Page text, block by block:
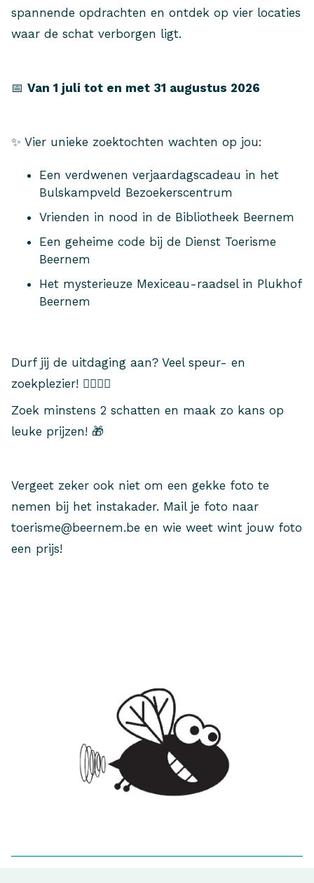
spannende opdrachten en ontdek op vier locaties
waar de schat verborgen ligt.
📅 Van 1 juli tot en met 31 augustus 2026
✨ Vier unieke zoektochten wachten op jou:
Een verdwenen verjaardagscadeau in het
Bulskampveld Bezoekerscentrum
Vrienden in nood in de Bibliotheek Beernem
Een geheime code bij de Dienst Toerisme
Beernem
Het mysterieuze Mexiceau-raadsel in Plukhof
Beernem
Durf jij de uitdaging aan? Veel speur- en
zoekplezier! 🕵️‍♀️🔎🦋
Zoek minstens 2 schatten en maak zo kans op
leuke prijzen! 🎁
Vergeet zeker ook niet om een gekke foto te
nemen bij het instakader. Mail je foto naar
toerisme@beernem.be en wie weet wint jouw foto
een prijs!